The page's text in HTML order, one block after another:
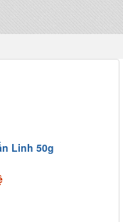
Linh 50g